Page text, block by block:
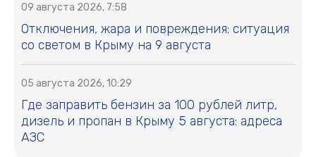
09 августа 2026, 7:58
Отключения, жара и повреждения: ситуация
со светом в Крыму на 9 августа
05 августа 2026, 10:29
Где заправить бензин за 100 рублей литр,
дизель и пропан в Крыму 5 августа: адреса
АЗС